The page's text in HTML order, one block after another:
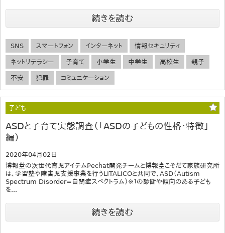
続きを読む
SNS スマートフォン インターネット 情報セキュリティ
ネットリテラシー 子育て 小学生 中学生 高校生 親子
不安 犯罪 コミュニケーション
子ども
ASDと子育て実態調査（「ASDの子どもの性格・特徴」
編）
2020年04月02日
博報堂の次世代育児アイテムPechat開発チームと博報堂こそだて家族研究所
は、学習塾や障害児支援事業を行うLITALICOと共同で、ASD（Autism
Spectrum Disorder=自閉症スペクトラム）※１の診断や傾向のある子ども
を...
続きを読む